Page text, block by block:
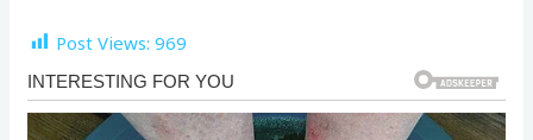
Post Views: 969